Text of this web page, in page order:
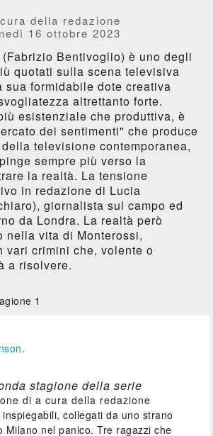
della redazione
16 ottobre 2023
Bentivoglio) è uno degli
quotati sulla scena televisiva
sua formidabile dote creativa
altrettanto forte.
esistenziale che produttiva, è
dei sentimenti" che produce
televisione contemporanea,
sempre più verso la
la realtà. La tensione
in redazione di Lucia
giornalista sul campo ed
da Londra. La realtà però
nella vita di Monterossi,
vari crimini che, volente o
a risolvere.
1
.
stagione della serie
di a cura della redazione
collegati da uno strano
Milano nel panico. Tre ragazzi che